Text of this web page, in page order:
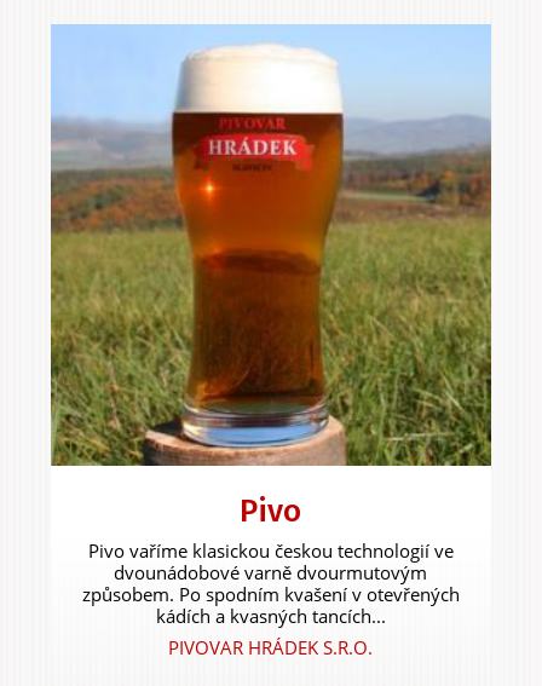
Pivo
Pivo vaříme klasickou českou technologií ve
dvounádobové varně dvourmutovým
způsobem. Po spodním kvašení v otevřených
kádích a kvasných tancích...
PIVOVAR HRÁDEK S.R.O.